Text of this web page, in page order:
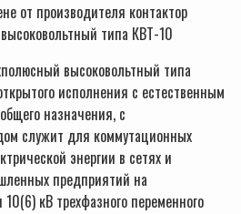
от производителя контактор
типа КВТ-10
высоковольтный типа
исполнения с естественным
назначения, с
служит для коммутационных
энергии в сетях и
предприятий на
кВ трехфазного переменного